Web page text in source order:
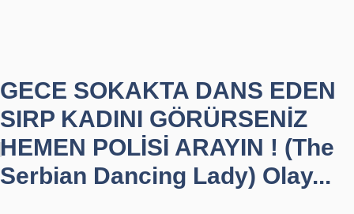
GECE SOKAKTA DANS EDEN
SIRP KADINI GÖRÜRSENİZ
HEMEN POLİSİ ARAYIN ! (The
Serbian Dancing Lady) Olay...